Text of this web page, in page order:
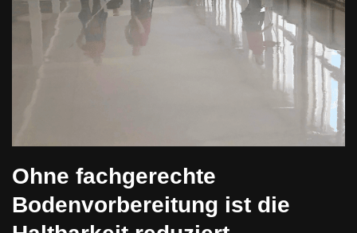
Ohne fachgerechte
Bodenvorbereitung ist die